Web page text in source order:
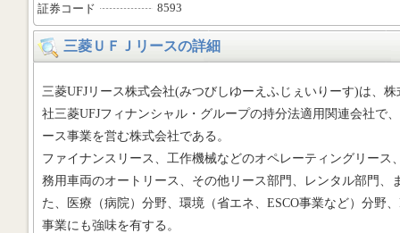
証券コード
8593
三菱ＵＦＪリースの詳細
三菱UFJリース株式会社(みつびしゆーえふじぇいりーす)は、株
社三菱UFJフィナンシャル・グループの持分法適用関連会社で
ース事業を営む株式会社である。
ファイナンスリース、工作機械などのオペレーティングリース
務用車両のオートリース、その他リース部門、レンタル部門、
た、医療（病院）分野、環境（省エネ、ESCO事業など）分野
事業にも強味を有する。